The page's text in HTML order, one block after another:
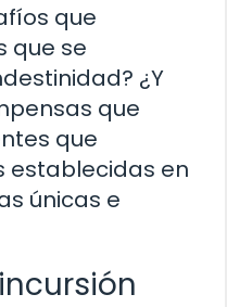
que
que se
¿Y
que
que
establecidas en
únicas e